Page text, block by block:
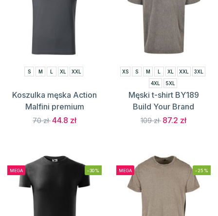
S M L XL XXL
Koszulka męska Action
Malfini premium
70 zł44.8 zł
XS S M L XL XXL
3XL
4XL
5XL
Męski t-shirt BY189
Build Your Brand
109 zł 87.2 zł
MEGA -30% MEGA -25%